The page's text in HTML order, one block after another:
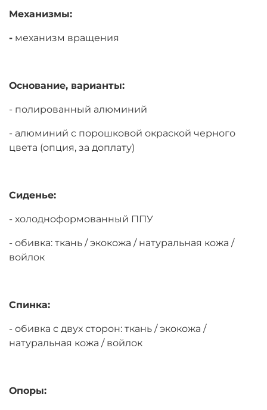
Механизмы:
- механизм вращения
Основание, варианты:
- полированный алюминий
- алюминий с порошковой окраской черного
цвета (опция, за доплату)
Сиденье:
- холодноформованный ППУ
- обивка: ткань / экокожа / натуральная кожа /
войлок
Спинка:
- обивка с двух сторон: ткань / экокожа /
натуральная кожа / войлок
Опоры: